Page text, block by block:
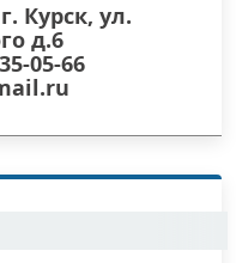
Курск, ул.
д.6
05-66